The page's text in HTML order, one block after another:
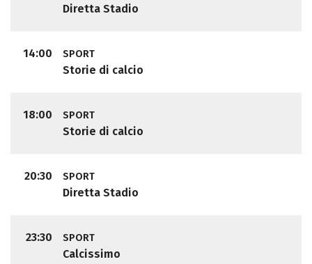
Diretta Stadio
14:00 SPORT
Storie di calcio
18:00 SPORT
Storie di calcio
20:30 SPORT
Diretta Stadio
23:30 SPORT
Calcissimo